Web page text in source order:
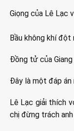
Giọng của Lê Lạc
Bầu không khí đột
Đồng tử của
Đây là một đáp án
Lê Lạc giải thích
chị đừng trách anh